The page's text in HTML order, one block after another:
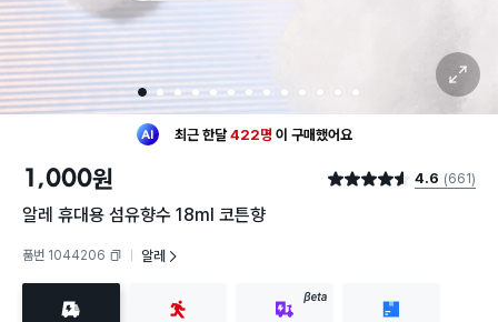
1 2 3 4 5 6 7 8 9 10 11 12 13
확대 보기
최근 한달422명 이 구매했어요
구매했어요
1,000원 별점 4.6점 4.6 (661)
알레 휴대용 섬유향수 18ml 코튼향
품번 1044206
알레
BETA